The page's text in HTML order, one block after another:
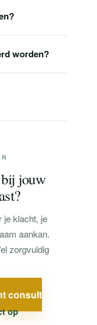
worden?
jouw
je klacht, je
aankan.
zorgvuldig
consult
op